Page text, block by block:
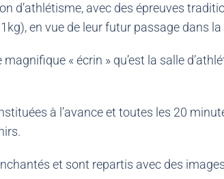
d’athlétisme, avec des épreuves
en vue de leur futur passage dans
« écrin » qu’est la salle
à l’avance et toutes les 20
et sont repartis avec des